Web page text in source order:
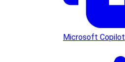
Microsoft Copilot